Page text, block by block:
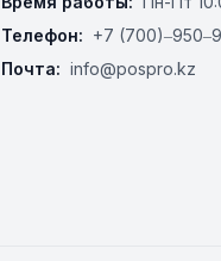
Телефон: +7
Почта: info@pospro.kz